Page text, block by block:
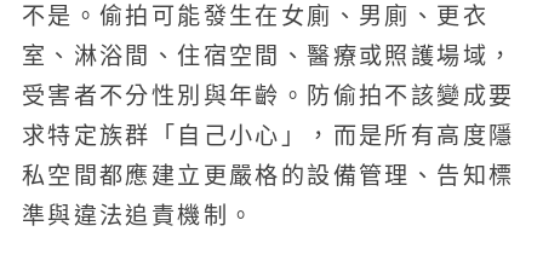
不是。偷拍可能發生在女廁、男廁、更衣
室、淋浴間、住宿空間、醫療或照護場域，
受害者不分性別與年齡。防偷拍不該變成要
求特定族群「自己小心」，而是所有高度隱
私空間都應建立更嚴格的設備管理、告知標
準與違法追責機制。